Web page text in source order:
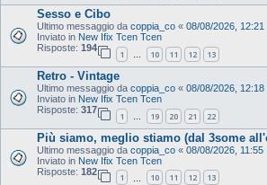
Sesso e Cibo
Ultimo messaggio da coppia_co « 08/08/2026, 12:21
Inviato in New Ifix Tcen Tcen
Risposte: 194
1 … 10 11 12 13
Retro - Vintage
Ultimo messaggio da coppia_co « 08/08/2026, 12:18
Inviato in New Ifix Tcen Tcen
Risposte: 317
1 … 19 20 21 22
Più siamo, meglio stiamo (dal 3some
Ultimo messaggio da coppia_co « 08/08/2026, 11:55
Inviato in New Ifix Tcen Tcen
Risposte: 182
1 10 11 12 13